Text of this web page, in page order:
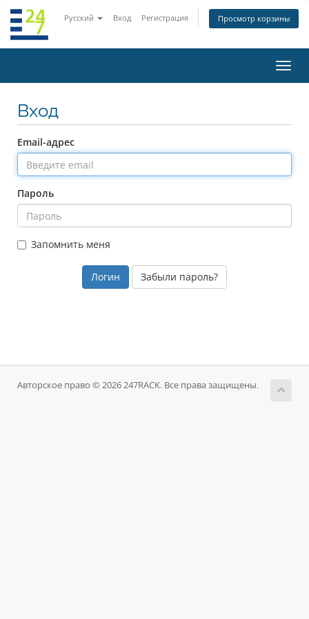
Русский Вход Регистрация Просмотр корзины
Вход
Email-адрес
Пароль
Запомнить меня
Забыли пароль?
Авторское право © 2026 247RACK. Все права защищены.